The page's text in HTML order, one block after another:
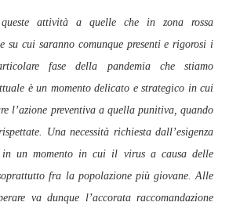
queste attività a quelle che in zona rossa
su cui saranno comunque presenti e rigorosi i
fase della pandemia che stiamo
è un momento delicato e strategico in cui
l’azione preventiva a quella punitiva, quando
Una necessità richiesta dall’esigenza
un momento in cui il virus a causa delle
fra la popolazione più giovane. Alle
va dunque l’accorata raccomandazione